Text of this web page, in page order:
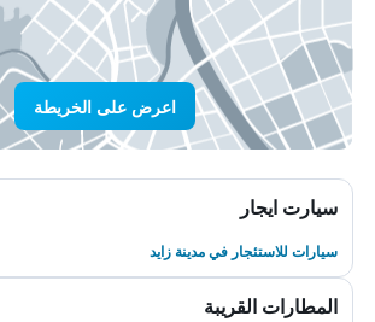
اعرض على الخريطة
سيارت ايجار
سيارات للاستئجار في مدينة زايد
المطارات القريبة